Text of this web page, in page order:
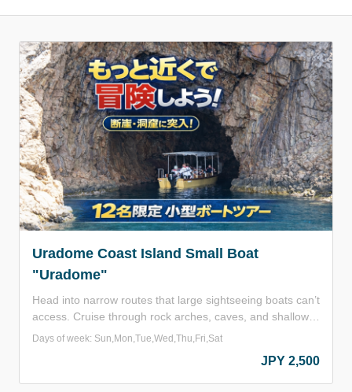
Uradome Coast Island Small Boat
"Uradome"
Head into narrow routes that large sightseeing boats can’t
access. Cruise through rock arches, caves, and shallow
coves, and experience the breathtaking power of the
up at the 70-meter cliffs from below is an unforgettable,
awe-inspiring moment. With only 12 seats, this small boat
Days of week: Sun,Mon,Tue,Wed,Thu,Fri,Sat
JPY 2,500